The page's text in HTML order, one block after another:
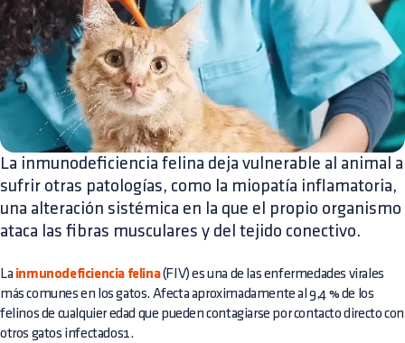
La inmunodeficiencia felina deja vulnerable al animal a
sufrir otras patologías, como la miopatía inflamatoria,
una alteración sistémica en la que el propio organismo
ataca las fibras musculares y del tejido conectivo.
La inmunodeficiencia felina(FIV) es una de las enfermedades virales
más comunes en los gatos. Afecta aproximadamente al 9,4 % de los
felinos de cualquier edad que pueden contagiarse por contacto directo con
otros gatos infectados1.